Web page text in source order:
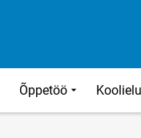
Õppetöö Koolielu